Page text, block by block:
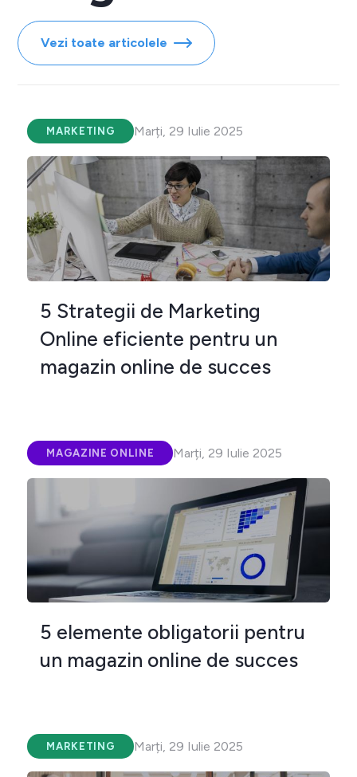
Vezi toate articolele
MARKETING Marți, 29 Iulie 2025
5 Strategii de Marketing
Online eficiente pentru un
magazin online de succes
MAGAZINE ONLINE Marți, 29 Iulie 2025
5 elemente obligatorii pentru
un magazin online de succes
MARKETING Marți, 29 Iulie 2025